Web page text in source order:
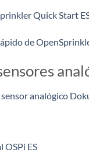
Quick Start
de
analógico
OSPi ES